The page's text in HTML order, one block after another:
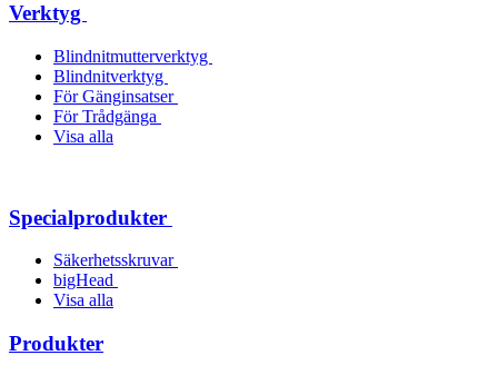
Verktyg
Blindnitmutterverktyg
Blindnitverktyg
För Gänginsatser
För Trådgänga
Visa alla
Specialprodukter
Säkerhetsskruvar
bigHead
Visa alla
Produkter